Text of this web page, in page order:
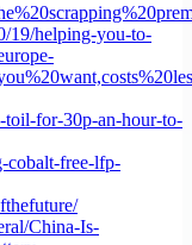
19/helping-you-to-
toil-for-30p-an-hour-to-
cobalt-free-lfp-
China-Is-